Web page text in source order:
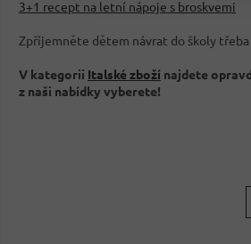
3+1 recept na letní nápoje s broskvemi
Zpříjemněte dětem návrat do školy
V kategorii Italské zboží najdete
z naši nabídky vyberete!